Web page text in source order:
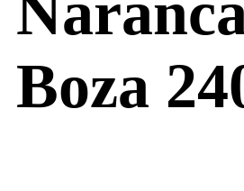
Boza